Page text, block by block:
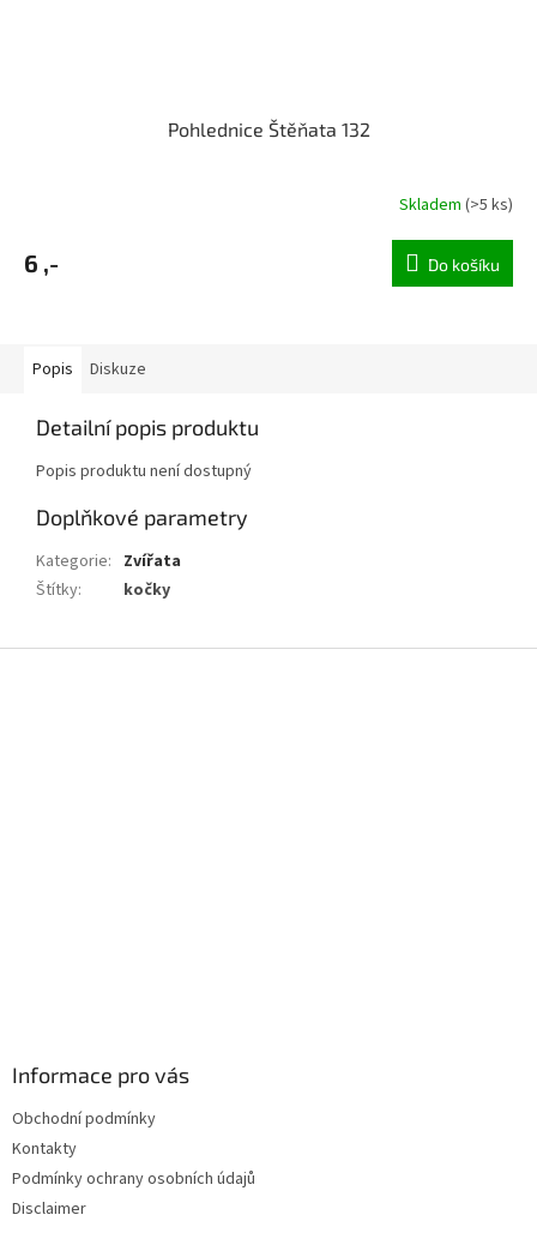
Pohlednice Štěňata 132
Skladem (>5 ks)
6 ,- Do košíku
Popis Diskuze
Detailní popis produktu
Popis produktu není dostupný
Doplňkové parametry
Kategorie: Zvířata
Štítky: kočky
Informace pro vás
Obchodní podmínky
Kontakty
Podmínky ochrany osobních údajů
Disclaimer